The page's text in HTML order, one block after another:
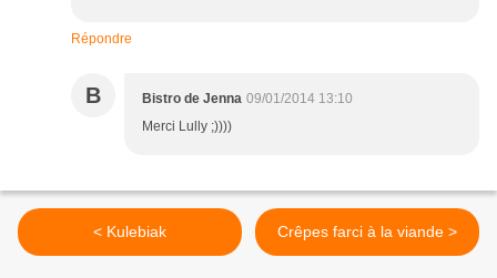
Répondre
B Bistro de Jenna 09/01/2014 13:10
Merci Lully ;))))
< Kulebiak Crêpes farci à la viande >